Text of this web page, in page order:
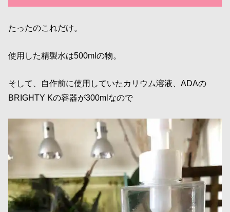
たったのこれだけ。
使用した精製水は500mlの物。
そして、自作前に使用していたカリウム溶液、ADAの
BRIGHTY Kの容器が300mlなので